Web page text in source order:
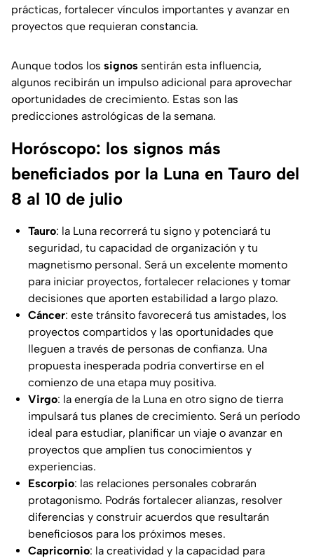
prácticas, fortalecer vínculos importantes y avanzar en
proyectos que requieran constancia.
Aunque todos los signos sentirán esta influencia,
algunos recibirán un impulso adicional para aprovechar
oportunidades de crecimiento. Estas son las
predicciones astrológicas de la semana.
Horóscopo: los signos más
beneficiados por la Luna en Tauro del
8 al 10 de julio
Tauro: la Luna recorrerá tu signo y potenciará tu
seguridad, tu capacidad de organización y tu
magnetismo personal. Será un excelente momento
para iniciar proyectos, fortalecer relaciones y tomar
decisiones que aporten estabilidad a largo plazo.
Cáncer: este tránsito favorecerá tus amistades, los
proyectos compartidos y las oportunidades que
lleguen a través de personas de confianza. Una
propuesta inesperada podría convertirse en el
comienzo de una etapa muy positiva.
Virgo: la energía de la Luna en otro signo de tierra
impulsará tus planes de crecimiento. Será un período
ideal para estudiar, planificar un viaje o avanzar en
proyectos que amplíen tus conocimientos y
experiencias.
Escorpio: las relaciones personales cobrarán
protagonismo. Podrás fortalecer alianzas, resolver
diferencias y construir acuerdos que resultarán
beneficiosos para los próximos meses.
Capricornio: la creatividad y la capacidad para